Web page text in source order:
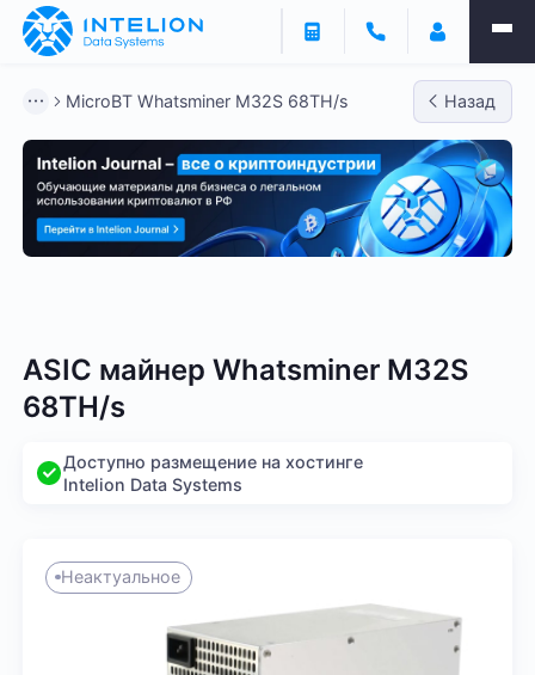
MicroBT Whatsminer M32S 68TH/s Назад
ASIC майнер Whatsminer M32S
68TH/s
Доступно размещение на хостинге
Intelion Data Systems
Неактуальное